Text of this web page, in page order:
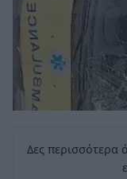
Δες περισσότερα